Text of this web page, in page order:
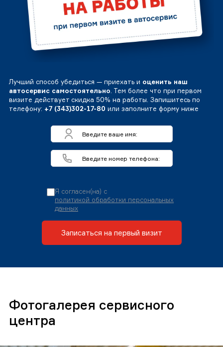
Лучший способ убедиться — приехать и оценить наш
автосервис самостоятельно. Тем более что при первом
визите действует скидка 50% на работы. Запишитесь по
телефону: +7 (343)302-17-80 или заполните форму ниже
Я согласен(на) с
политикой обработки персональных
данных
Записаться на первый визит
Фотогалерея сервисного
центра